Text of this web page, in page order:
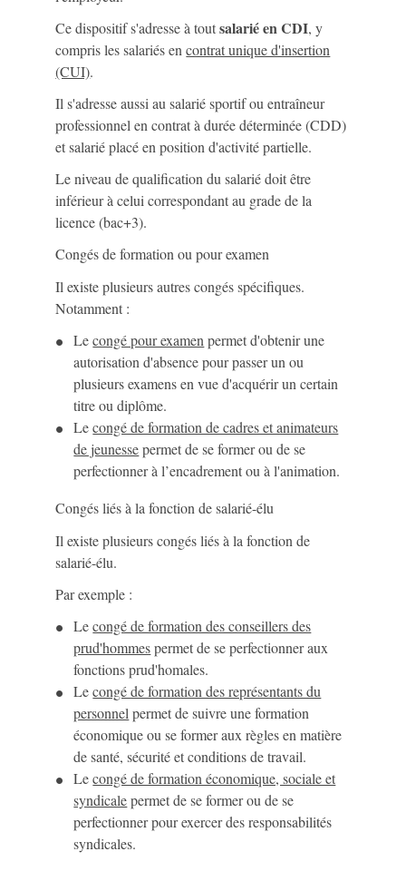
Ce dispositif s'adresse à toutsalarié en CDI, y
compris les salariés encontrat unique d'insertion
(CUI).
Il s'adresse aussi au salarié sportif ou entraîneur
professionnel en contrat à durée déterminée (CDD)
et salarié placé en position d'activité partielle.
Le niveau de qualification du salarié doit être
inférieur à celui correspondant au grade de la
licence (bac+3).
Congés de formation ou pour examen
Il existe plusieurs autres congés spécifiques.
Notamment :
Lecongé pour examen permet d'obtenir une
autorisation d'absence pour passer un ou
plusieurs examens en vue d'acquérir un certain
titre ou diplôme.
Lecongé de formation de cadres et animateurs
de jeunessepermet de se former ou de se
perfectionner à l’encadrement ou à l'animation.
Congés liés à la fonction de salarié-élu
Il existe plusieurs congés liés à la fonction de
salarié-élu.
Par exemple :
Lecongé de formation des conseillers des
prud'hommespermet de se perfectionner aux
fonctions prud'homales.
Lecongé de formation des représentants du
personnel permet de suivre une formation
économique ou se former aux règles en matière
de santé, sécurité et conditions de travail.
Lecongé de formation économique, sociale et
syndicalepermet de se former ou de se
perfectionner pour exercer des responsabilités
syndicales.